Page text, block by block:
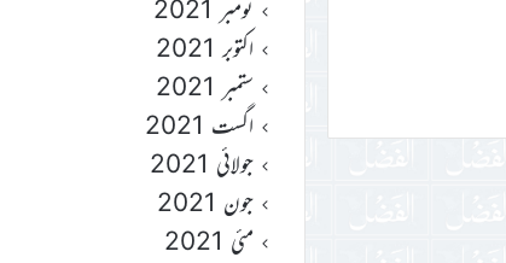
نومبر 2021
اکتوبر 2021
ستمبر 2021
اگست 2021
جولائی 2021
جون 2021
مئی 2021